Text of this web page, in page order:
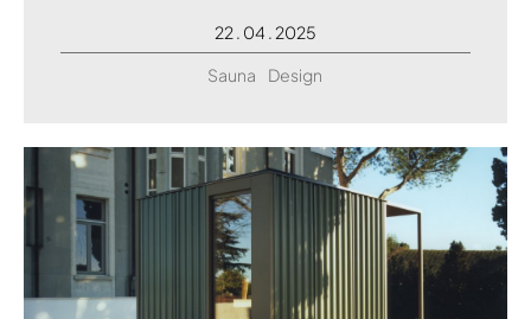
22 . 04 . 2025
Sauna
Design